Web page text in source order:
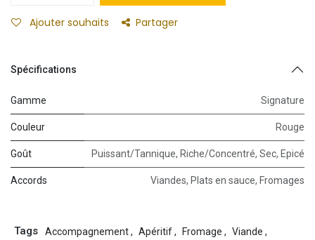
Ajouter souhaits Partager
Spécifications
Gamme Signature
Couleur Rouge
Goût Puissant/Tannique, Riche/Concentré, Sec, Epicé
Accords Viandes, Plats en sauce, Fromages
Tags Accompagnement, Apéritif, Fromage , Viande ,